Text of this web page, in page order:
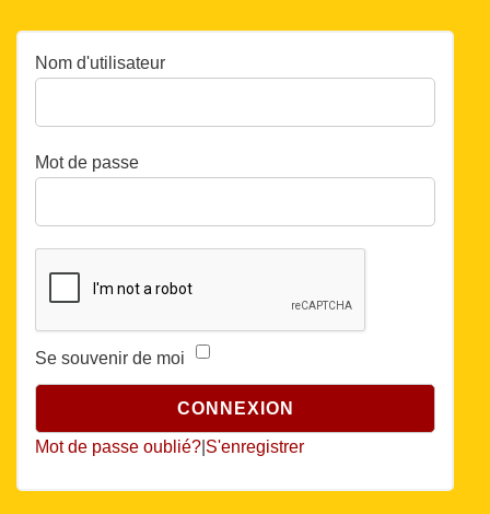
Nom d'utilisateur
Mot de passe
Se souvenir de moi
Mot de passe oublié? S'enregistrer